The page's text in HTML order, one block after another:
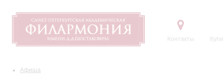
Контакты
Афиша